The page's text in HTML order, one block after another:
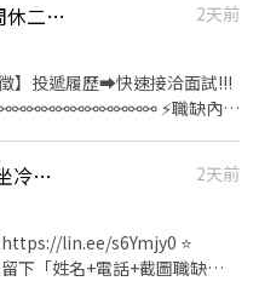
班先面試安排後補） ⸻ 💰
15,500 ＋全勤1200 ＋久任
津貼 3,000 ＋班別津貼
工作地點 台中神岡區中山
jobappmeta-
📢潭子電子產線人員🌟固定班周休二日💰培育獎金💰加班獎金💰久任獎金(J-吉)
2天前
投遞履歷➡快速接洽面試!!!
⚡職缺內容
休50分/早上下午各休10分
均約31,000~37,000) 📌小
💰薪資範圍:$31,000/月
元/月 (配合加班平均約
潭子〖電子零件組包裝〗 😎久坐冷氣房🎉免學歷🌸獎金拿不完【Z】吉
2天前
lin.ee/s6Ymjy0 ⭐️
下「姓名+電話+截圖職缺